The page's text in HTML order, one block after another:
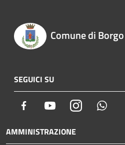
Comune di
SEGUICI SU
Facebook YoutubeInstagram
AMMINISTRAZIONE